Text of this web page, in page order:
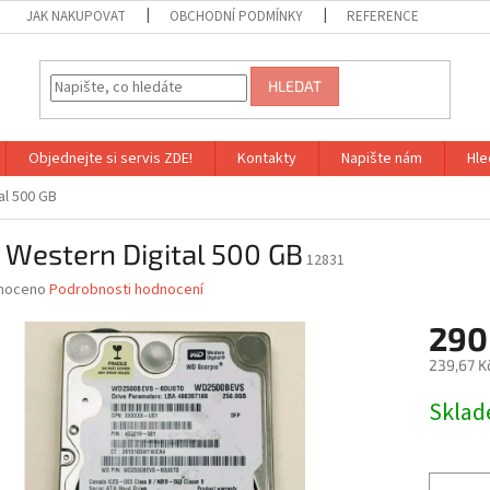
JAK NAKUPOVAT OBCHODNÍ PODMÍNKY REFERENCE
HLEDAT
Objednejte si servis ZDE! Kontakty Napište nám
500 GB
Western Digital 500 GB 12831
Podrobnosti hodnocení
239,67
cena: